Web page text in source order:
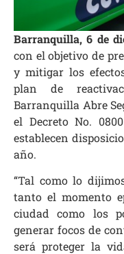
Barranquilla, 6 de
con el objetivo de
y mitigar los
plan de
Barranquilla Abre
el Decreto No.
establecen
año.
“Tal como lo
tanto el momento
ciudad como los
generar focos de
será proteger la